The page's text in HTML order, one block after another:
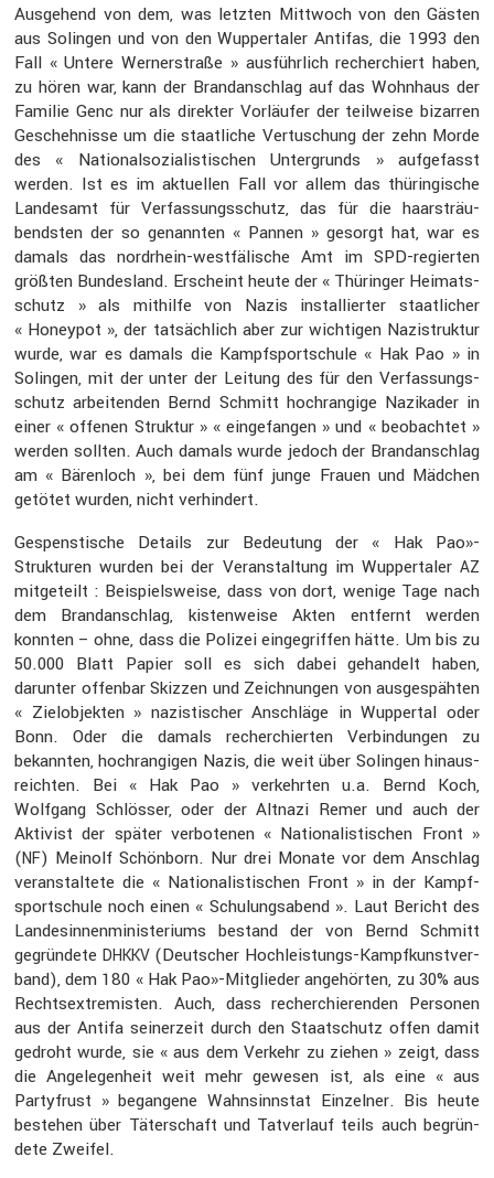
Ausge­hend von dem, was letzten Mittwoch von den Gästen
aus Solingen und von den Wupper­taler Antifas, die 1993 den
Fall « Untere Werner­straße » ausführ­lich recher­chiert haben,
zu hören war, kann der Brand­an­schlag auf das Wohnhaus der
Familie Genc nur als direkter Vorläufer der teilweise bizarren
Gescheh­nisse um die staat­liche Vertu­schung der zehn Morde
des « Natio­nal­so­zia­lis­ti­schen Unter­grunds » aufge­fasst
werden. Ist es im aktuellen Fall vor allem das thürin­gi­sche
Landesamt für Verfas­sungs­schutz, das für die haarsträu­
bendsten der so genannten « Pannen » gesorgt hat, war es
damals das nordrhein-westfä­li­sche Amt im SPD-regierten
größten Bundes­land. Erscheint heute der « Thüringer Heimats­
schutz » als mithilfe von Nazis instal­lierter staat­li­cher
« Honeypot », der tatsäch­lich aber zur wichtigen Nazistruktur
wurde, war es damals die Kampf­sport­schule « Hak Pao » in
Solingen, mit der unter der Leitung des für den Verfas­sungs­
schutz arbei­tenden Bernd Schmitt hochran­gige Nazikader in
einer « offenen Struktur » « einge­fangen » und « beobachtet »
werden sollten. Auch damals wurde jedoch der Brand­an­schlag
am « Bären­loch », bei dem fünf junge Frauen und Mädchen
getötet wurden, nicht verhin­dert.
Gespens­ti­sche Details zur Bedeu­tung der « Hak Pao»-
Strukturen wurden bei der Veran­stal­tung im Wupper­taler AZ
mitge­teilt : Beispiels­weise, dass von dort, wenige Tage nach
dem Brand­an­schlag, kisten­weise Akten entfernt werden
konnten – ohne, dass die Polizei einge­griffen hätte. Um bis zu
50.000 Blatt Papier soll es sich dabei gehan­delt haben,
darunter offenbar Skizzen und Zeich­nungen von ausge­spähten
« Zielob­jekten » nazis­ti­scher Anschläge in Wuppertal oder
Bonn. Oder die damals recher­chierten Verbin­dungen zu
bekannten, hochran­gigen Nazis, die weit über Solingen hinaus­
reichten. Bei « Hak Pao » verkehrten u.a. Bernd Koch,
Wolfgang Schlösser, oder der Altnazi Remer und auch der
Aktivist der später verbo­tenen « Natio­na­lis­ti­schen Front »
(NF) Meinolf Schön­born. Nur drei Monate vor dem Anschlag
veran­stal­tete die « Natio­na­lis­ti­schen Front » in der Kampf­
sport­schule noch einen « Schulungs­abend ». Laut Bericht des
Landes­in­nen­mi­nis­te­riums bestand der von Bernd Schmitt
gegrün­dete DHKKV(Deutscher Hochleis­tungs-Kampf­kunst­ver­
band), dem 180 « Hak Pao»-Mitglieder angehörten, zu 30% aus
Rechts­ex­tre­misten. Auch, dass recher­chie­renden Personen
aus der Antifa seiner­zeit durch den Staatschutz offen damit
gedroht wurde, sie « aus dem Verkehr zu ziehen » zeigt, dass
die Angele­gen­heit weit mehr gewesen ist, als eine « aus
Party­f­rust » began­gene Wahnsinnstat Einzelner. Bis heute
bestehen über Täter­schaft und Tatver­lauf teils auch begrün­
dete Zweifel.